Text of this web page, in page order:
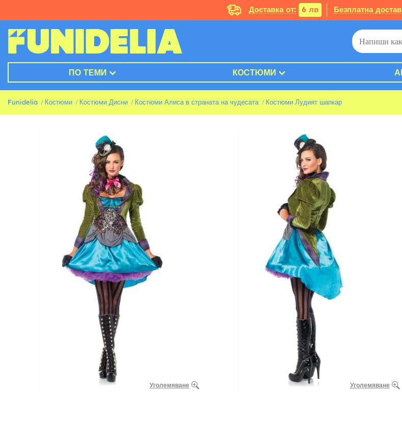
Доставка от: 6 лв Безплатна
ПО ТЕМИ КОСТЮМИ
Funidelia Костюми Костюми Дисни Костюми Алиса в страната на чудесата Костюми Лудият шапкар
Уголемяване Уголемяване